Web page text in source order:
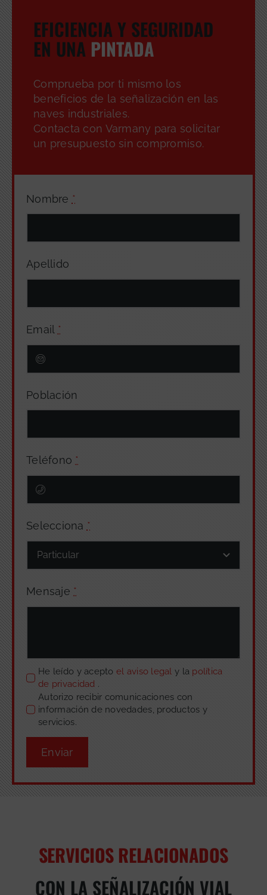
Nombre *
Apellido
Email *
Población
Teléfono *
Selecciona *
Mensaje *
He leído y acepto el aviso legaly la política
de privacidad .
Autorizo recibir comunicaciones con
información de novedades, productos y
servicios.
Enviar
EFICIENCIA Y SEGURIDAD
EN UNA PINTADA
Comprueba por ti mismo los
beneficios de la señalización en las
naves industriales.
Contacta con Varmany para solicitar
un presupuesto sin compromiso.
SERVICIOS RELACIONADOS
CON LA SEÑALIZACIÓN VIAL
GRATUITA